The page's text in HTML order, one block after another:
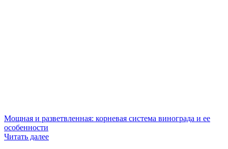
Мощная и разветвленная: корневая система винограда и ее
особенности
Читать далее